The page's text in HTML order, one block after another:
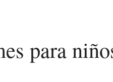
para